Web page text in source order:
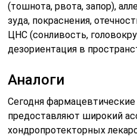
(тошнота, рвота, запор),
зуда, покраснения,
ЦНС (сонливость,
дезориентация в
Аналоги
Сегодня
предоставляют широкий
хондропротекторных